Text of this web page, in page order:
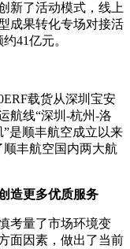
新了活动模式，线上
成果转化专场对接活
41亿元。
载货从深圳宝安
航线“深圳-杭州-洛
是顺丰航空成立以来
丰航空国内两大航
造更多优质服务
量了市场环境变
面因素，做出了当前